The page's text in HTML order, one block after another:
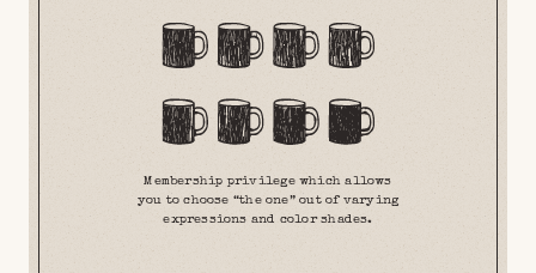
Membership privilege which allows
you to choose “the one” out of varying
expressions and color shades.